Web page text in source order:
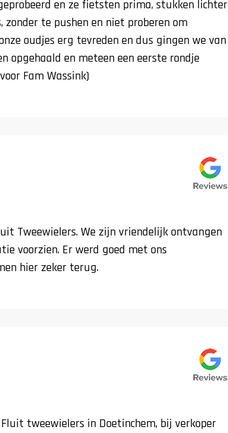
en ze fietsten prima, stukken lichter
te pushen en niet proberen om
oudjes erg tevreden en dus gingen we van
opgehaald en meteen een eerste rondje
Fam Wassink)
Tweewielers. We zijn vriendelijk ontvangen
voorzien. Er werd goed met ons
hier zeker terug.
tweewielers in Doetinchem, bij verkoper